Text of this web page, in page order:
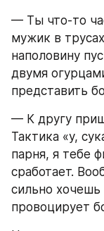
— Ты что-то
мужик в
наполовину
двумя
представить
— К другу
Тактика «у,
парня, я тебе
сработает.
сильно хочешь
провоцирует